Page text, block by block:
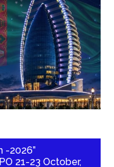
-2026”
21-23 October,